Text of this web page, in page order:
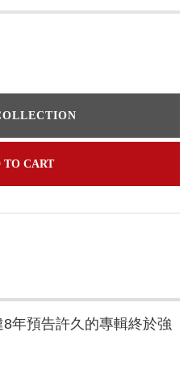
TO CART
年預告許久的專輯終於強